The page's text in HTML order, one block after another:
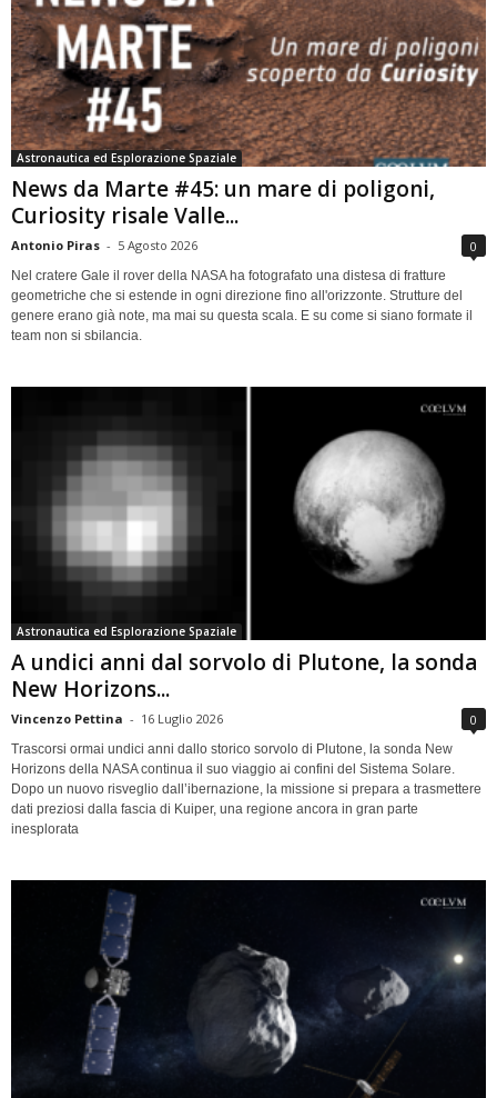
Astronautica ed Esplorazione Spaziale
News da Marte #45: un mare di poligoni,
Curiosity risale Valle...
Antonio Piras - 5 Agosto 2026 0
Nel cratere Gale il rover della NASA ha fotografato una distesa di fratture
geometriche che si estende in ogni direzione fino all'orizzonte. Strutture del
genere erano già note, ma mai su questa scala. E su come si siano formate il
team non si sbilancia.
Astronautica ed Esplorazione Spaziale
A undici anni dal sorvolo di Plutone, la sonda
New Horizons...
Vincenzo Pettina - 16 Luglio 2026 0
Trascorsi ormai undici anni dallo storico sorvolo di Plutone, la sonda New
Horizons della NASA continua il suo viaggio ai confini del Sistema Solare.
Dopo un nuovo risveglio dall’ibernazione, la missione si prepara a trasmettere
dati preziosi dalla fascia di Kuiper, una regione ancora in gran parte
inesplorata